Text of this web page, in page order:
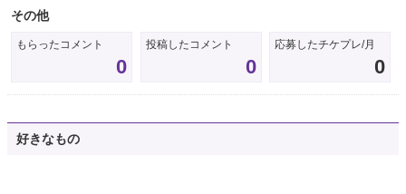
その他
もらったコメント
0
投稿したコメント
0
応募したチケプレ/月
0
好きなもの